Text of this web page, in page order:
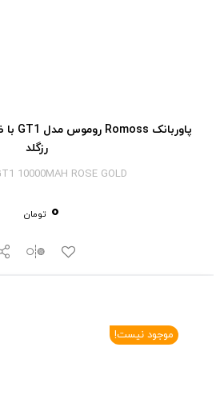
رزگلد
10000MAH ROSE GOLD
0 تومان
موجود نیست!